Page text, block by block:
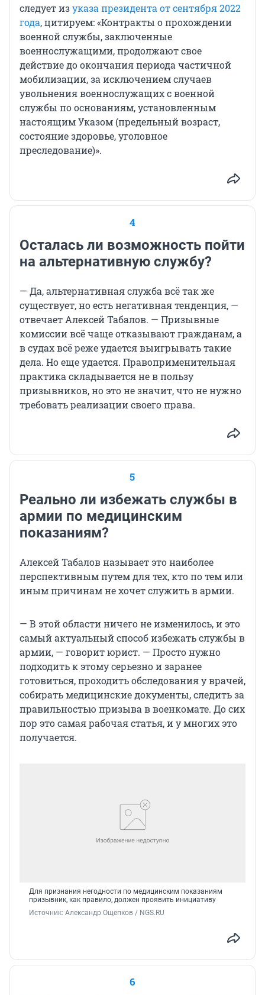
следует изуказа президента от сентября 2022
года, цитируем: «Контракты о прохождении
военной службы, заключенные
военнослужащими, продолжают свое
действие до окончания периода частичной
мобилизации, за исключением случаев
увольнения военнослужащих с военной
службы по основаниям, установленным
настоящим Указом (предельный возраст,
состояние здоровье, уголовное
преследование)».
4
Осталась ли возможность пойти
на альтернативную службу?
— Да, альтернативная служба всё так же
существует, но есть негативная тенденция, —
отвечает Алексей Табалов. — Призывные
комиссии всё чаще отказывают гражданам, а
в судах всё реже удается выигрывать такие
дела. Но еще удается. Правоприменительная
практика складывается не в пользу
призывников, но это не значит, что не нужно
требовать реализации своего права.
5
Реально ли избежать службы в
армии по медицинским
показаниям?
Алексей Табалов называет это наиболее
перспективным путем для тех, кто по тем или
иным причинам не хочет служить в армии.
— В этой области ничего не изменилось, и это
самый актуальный способ избежать службы в
армии, — говорит юрист. — Просто нужно
подходить к этому серьезно и заранее
готовиться, проходить обследования у врачей,
собирать медицинские документы, следить за
правильностью призыва в военкомате. До сих
пор это самая рабочая статья, и у многих это
получается.
Для признания негодности по медицинским показаниям
призывник, как правило, должен проявить инициативу
Источник: Александр Ощепков / NGS.RU
6